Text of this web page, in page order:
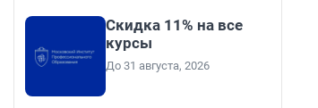
Скидка 11% на все
курсы
До 31 августа, 2026